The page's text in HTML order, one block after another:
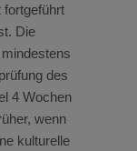
fortgeführt
Die
des
4 Wochen
wenn
kulturelle